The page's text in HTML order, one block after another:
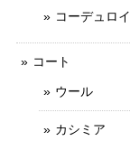
コーデュロイ
コート
ウール
カシミア